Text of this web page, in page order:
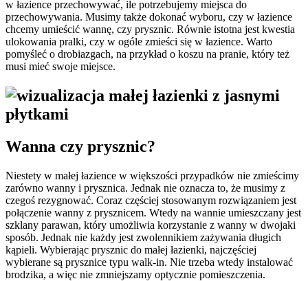
w łazience przechowywać, ile potrzebujemy miejsca do
przechowywania. Musimy także dokonać wyboru, czy w łazience
chcemy umieścić wannę, czy prysznic. Równie istotna jest kwestia
ulokowania pralki, czy w ogóle zmieści się w łazience. Warto
pomyśleć o drobiazgach, na przykład o koszu na pranie, który też
musi mieć swoje miejsce.
Wanna czy prysznic?
Niestety w małej łazience w większości przypadków nie zmieścimy
zarówno wanny i prysznica. Jednak nie oznacza to, że musimy z
czegoś rezygnować. Coraz częściej stosowanym rozwiązaniem jest
połączenie wanny z prysznicem. Wtedy na wannie umieszczany jest
szklany parawan, który umożliwia korzystanie z wanny w dwojaki
sposób. Jednak nie każdy jest zwolennikiem zażywania długich
kąpieli. Wybierając prysznic do małej łazienki, najczęściej
wybierane są prysznice typu walk-in. Nie trzeba wtedy instalować
brodzika, a więc nie zmniejszamy optycznie pomieszczenia.